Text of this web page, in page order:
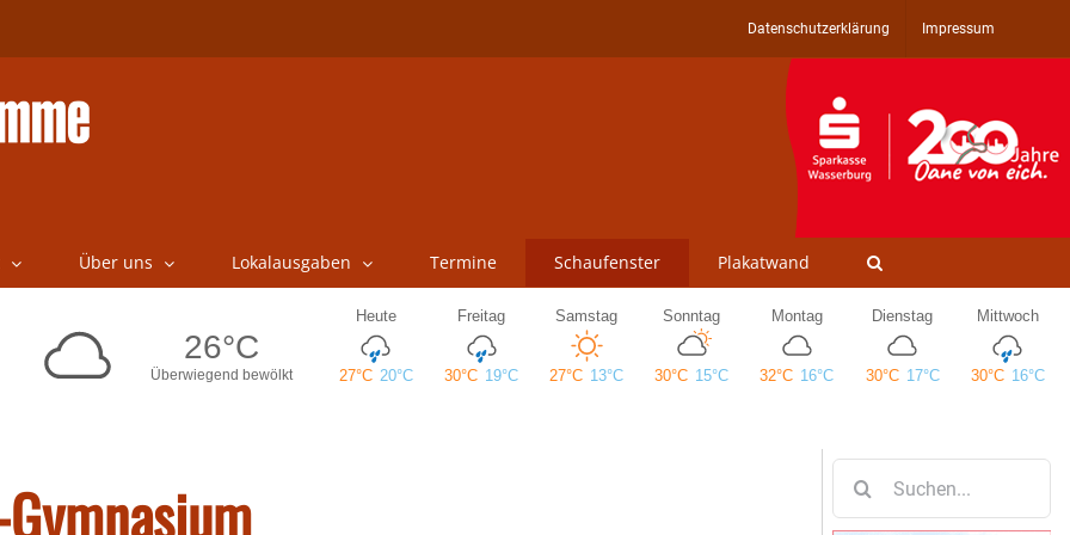
Datenschutzerklärung Impressum
Über uns Lokalausgaben Termine Schaufenster Plakatwand
nach: